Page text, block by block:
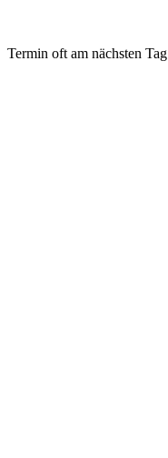
Termin oft am nächsten Tag